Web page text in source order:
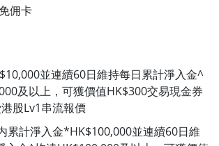
佣卡
並連續60日維持每日累計淨入金^
及以上，可獲價值HK$300交易現金券
股Lv1串流報價
累計淨入金*HK$100,000並連續60日維